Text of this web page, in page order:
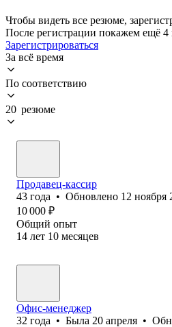
Чтобы видеть все резюме,
После регистрации покажем ещё 4
Зарегистрироваться
За всё время
По соответствию
20 резюме
Продавец-кассир
43 года • Обновлено 12 ноября
10 000 ₽
Общий опыт
14 лет 10 месяцев
Офис-менеджер
32 года • Была 20 апреля •